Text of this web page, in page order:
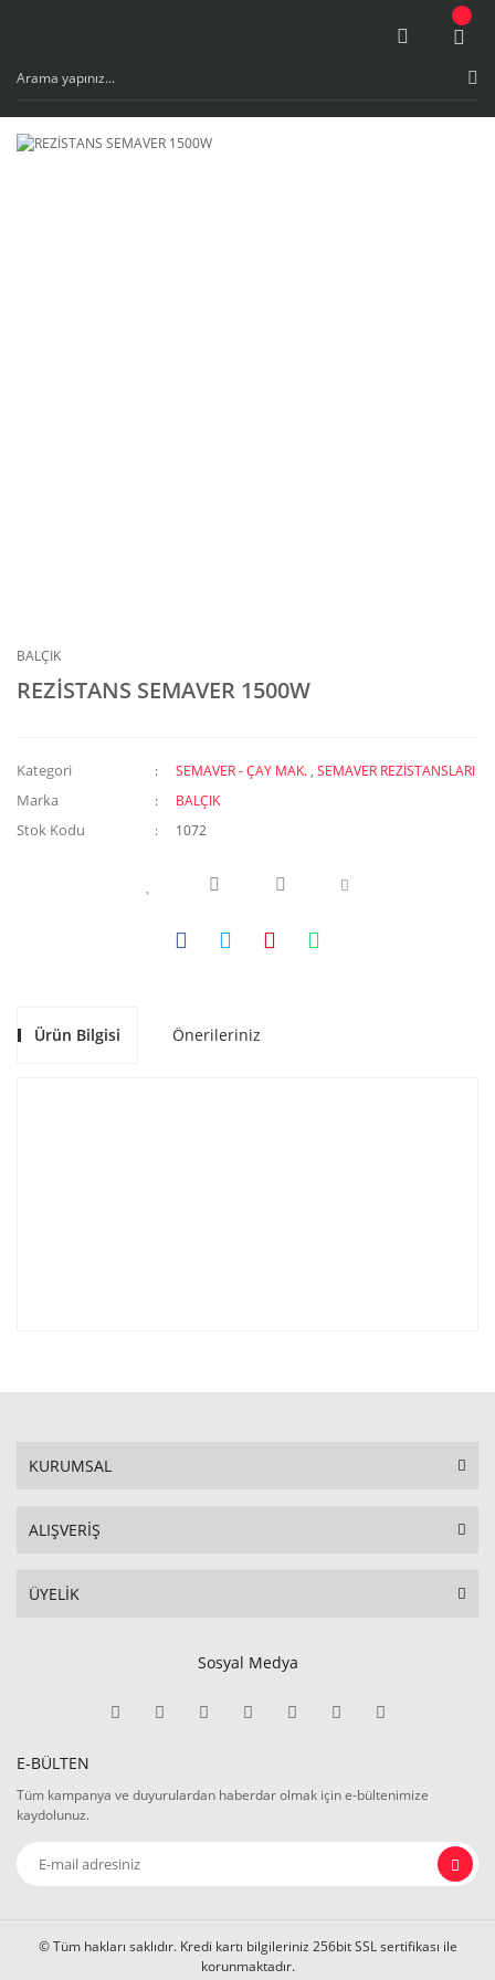
BALÇIK
REZİSTANS SEMAVER 1500W
Kategori SEMAVER - ÇAY MAK. ,SEMAVER REZİSTANSLARI
Marka BALÇIK
Stok Kodu 1072
Ürün Bilgisi Önerileriniz
KURUMSAL
ALIŞVERİŞ
ÜYELİK
Sosyal Medya
E-BÜLTEN
Tüm kampanya ve duyurulardan haberdar olmak için e-bültenimize
kaydolunuz.
© Tüm hakları saklıdır. Kredi kartı bilgileriniz 256bit SSL sertifikası ile
korunmaktadır.